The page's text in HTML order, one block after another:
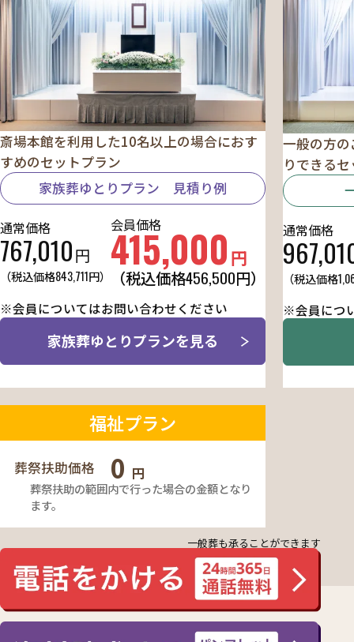
斎場本館を利用した10名以上の場合におす
すめのセットプラン
家族葬ゆとりプラン 見積り例
通常価格
767,010円
（税込価格843,711円）
会員価格
415,000円
（税込価格456,500円）
※会員についてはお問い合わせください
家族葬ゆとりプランを見る
一般の方
りできる
通常価格
（税込価格
※会員につ
福祉プラン
葬祭扶助価格 0 円
葬祭扶助の範囲内で行った場合の金額となり
ます。
一般葬も承ることができます